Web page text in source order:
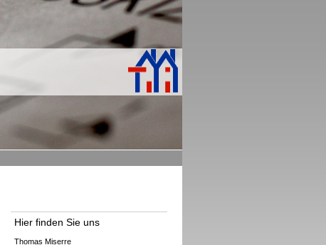
Hier finden Sie uns
Thomas Miserre